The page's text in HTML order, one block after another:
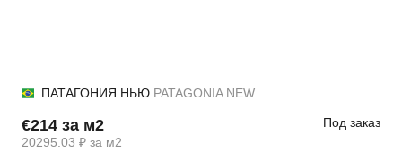
ПАТАГОНИЯ НЬЮ PATAGONIA NEW
€214 за м2
20295.03 ₽ за м2
Под заказ